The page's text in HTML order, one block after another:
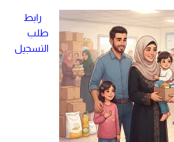
رابط
طلب
التسجيل